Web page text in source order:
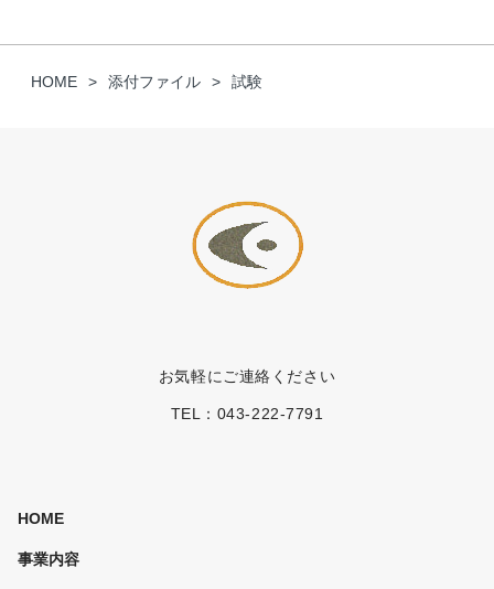
HOME 添付ファイル 試験
お気軽にご連絡ください
TEL： 043-222-7791
HOME
事業内容